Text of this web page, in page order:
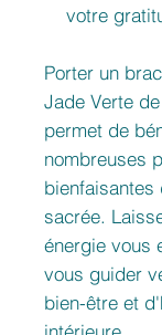
votre
Porter un
Jade Verte
permet de
nombreuses
sacrée.
énergie vous
vous guider
bien-être et